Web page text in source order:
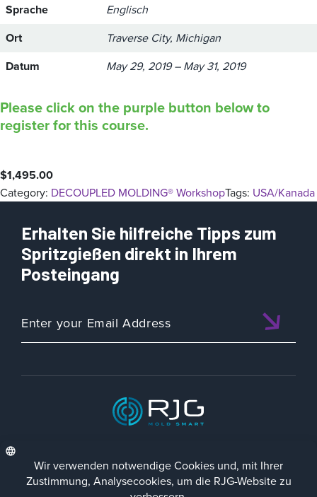
Sprache
Englisch
Ort
Traverse City, Michigan
Datum
May 29, 2019 – May 31, 2019
Please click on the purple button below to
register for this course.
$1,495.00
Category: DECOUPLED MOLDING® WorkshopTags: USA/Kanada
Erhalten Sie hilfreiche Tipps zum
Spritzgießen direkt in Ihrem
Posteingang